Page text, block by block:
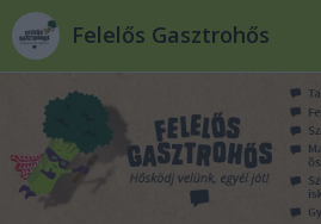
Felelős Gasztrohős